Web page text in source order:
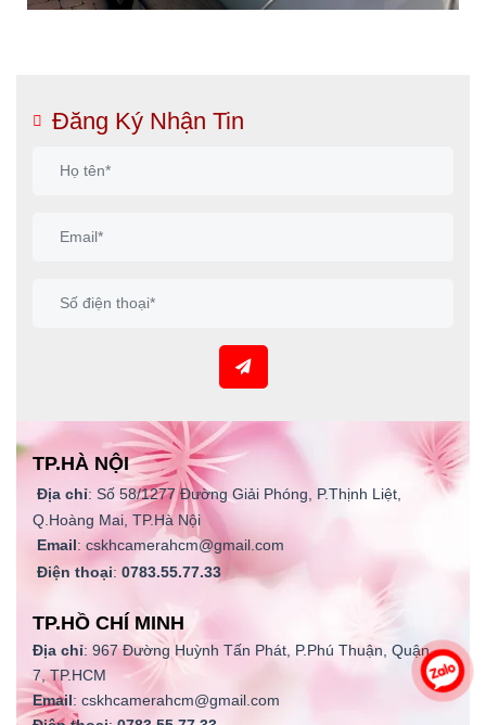
Đăng Ký Nhận Tin
TP.HÀ NỘI
Địa chỉ: Số 58/1277 Đường Giải Phóng, P.Thịnh Liệt,
Q.Hoàng Mai, TP.Hà Nội
Email: cskhcamerahcm@gmail.com
Điện thoại: 0783.55.77.33
TP.HỒ CHÍ MINH
Địa chỉ: 967 Đường Huỳnh Tấn Phát, P.Phú Thuận, Quận
7, TP.HCM
Email: cskhcamerahcm@gmail.com